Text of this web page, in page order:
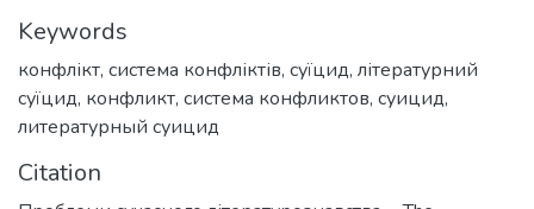
Keywords
конфлікт, система конфліктів, суїцид, літературний
суїцид, конфликт, система конфликтов, суицид,
литературный суицид
Citation